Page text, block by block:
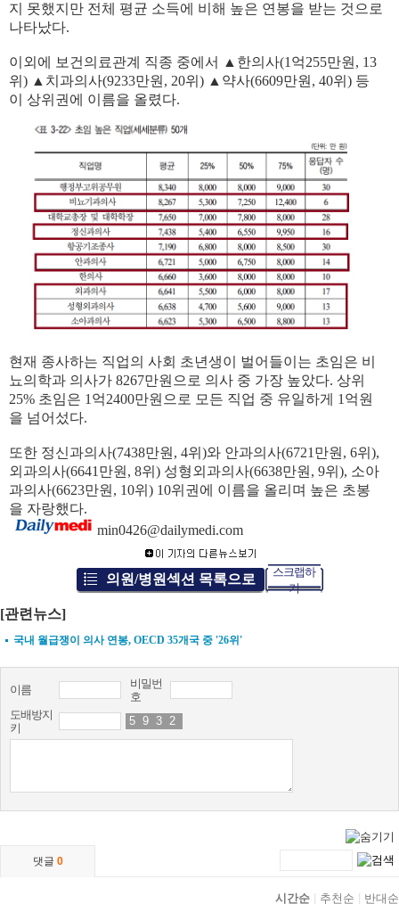
지 못했지만 전체 평균 소득에 비해 높은 연봉을 받는 것으로
나타났다.
이외에 보건의료관계 직종 중에서 ▲한의사(1억255만원, 13
위) ▲치과의사(9233만원, 20위) ▲약사(6609만원, 40위) 등
이 상위권에 이름을 올렸다.
현재 종사하는 직업의 사회 초년생이 벌어들이는 초임은 비
뇨의학과 의사가 8267만원으로 의사 중 가장 높았다. 상위
25% 초임은 1억2400만원으로 모든 직업 중 유일하게 1억원
을 넘어섰다.
또한 정신과의사(7438만원, 4위)와 안과의사(6721만원, 6위),
외과의사(6641만원, 8위) 성형외과의사(6638만원, 9위), 소아
과의사(6623만원, 10위) 10위권에 이름을 올리며 높은 초봉
을 자랑했다.
min0426@dailymedi.com
의원/병원섹션 목록으로
스크랩하
기
[관련뉴스]
국내 월급쟁이 의사 연봉, OECD 35개국 중 '26위'